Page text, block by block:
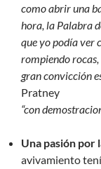
como abrir una
hora, la Palabra
que yo podía ver
rompiendo
gran convicción
Pratney
“con
Una pasión por
avivamiento